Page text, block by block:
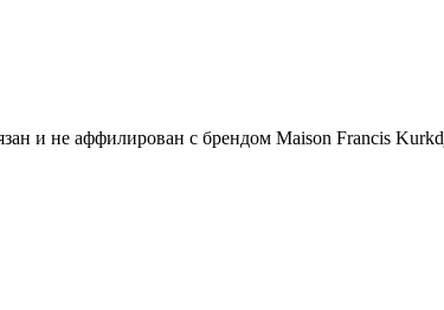
и не аффилирован с брендом Maison Francis